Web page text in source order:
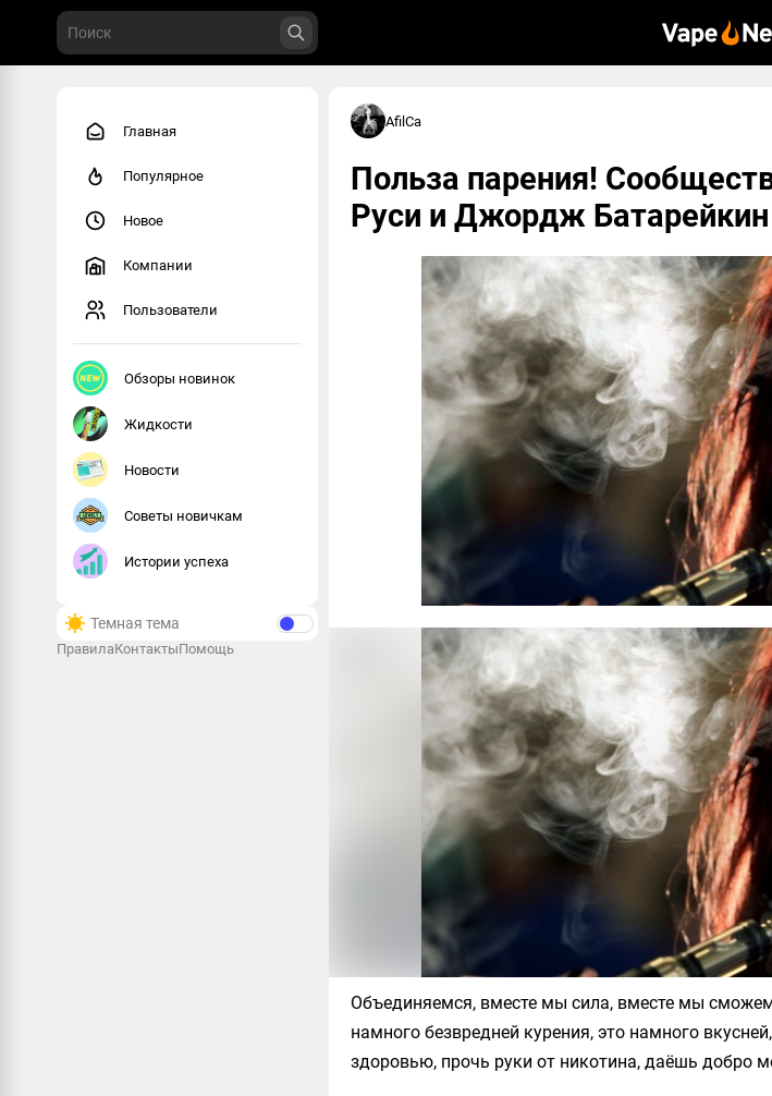
Главная
Популярное
Новое
Компании
Пользователи
Обзоры новинок
Жидкости
Новости
Советы новичкам
Истории успеха
Темная тема
ПравилаКонтактыПомощь
AfilCa
Польза парения!
Руси и Джордж
Объединяемся, вместе мы сила, вместе мы
намного безвредней курения, это намного
здоровью, прочь руки от никотина, даёшь добро